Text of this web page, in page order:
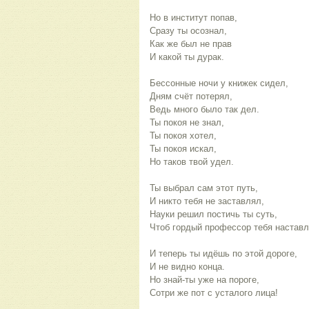
Но в институт попав,
Сразу ты осознал,
Как же был не прав
И какой ты дурак.
Бессонные ночи у книжек сидел,
Дням счёт потерял,
Ведь много было так дел.
Ты покоя не знал,
Ты покоя хотел,
Ты покоя искал,
Но таков твой удел.
Ты выбрал сам этот путь,
И никто тебя не заставлял,
Науки решил постичь ты суть,
Чтоб гордый профессор тебя
И теперь ты идёшь по этой дороге,
И не видно конца.
Но знай-ты уже на пороге,
Сотри же пот с усталого лица!